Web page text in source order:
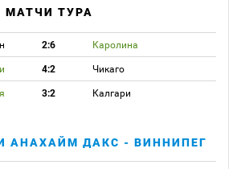
МАТЧИ ТУРА
2:6 Каролина
4:2 Чикаго
3:2 Калгари
АНАХАЙМ ДАКС - ВИННИПЕГ